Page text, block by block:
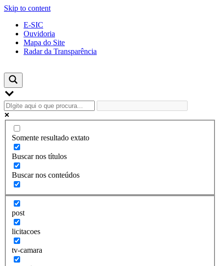
Skip to content
E-SIC
Ouvidoria
Mapa do Site
Radar da Transparência
Somente resultado extato
Buscar nos títulos
Buscar nos conteúdos
post
licitacoes
tv-camara